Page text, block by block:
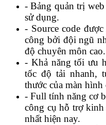
- Bảng quản trị
sử dụng.
- Source code
công bởi đội ngũ
độ chuyên môn cao.
- Khả năng tối ưu
tốc độ tải nhanh,
thước của màn
- Full tính năng cơ
công cụ hỗ trợ
nhất hiện nay.